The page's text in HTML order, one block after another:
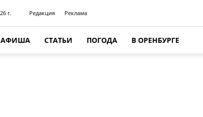
г. Редакция Реклама
АФИША СТАТЬИ ПОГОДА В ОРЕНБУРГЕ